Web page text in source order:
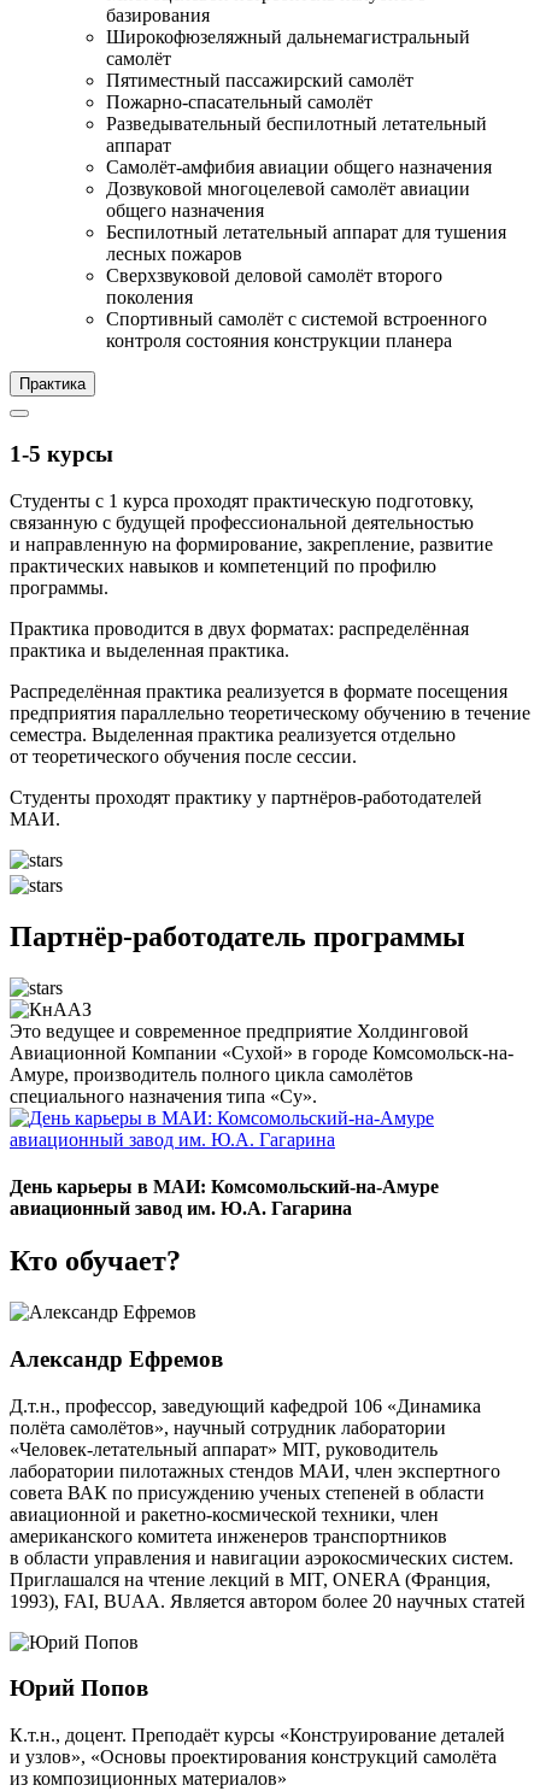
базирования
Широкофюзеляжный дальнемагистральный
самолёт
Пятиместный пассажирский самолёт
Пожарно-спасательный самолёт
Разведывательный беспилотный летательный
аппарат
Самолёт-амфибия авиации общего назначения
Дозвуковой многоцелевой самолёт авиации
общего назначения
Беспилотный летательный аппарат для тушения
лесных пожаров
Сверхзвуковой деловой самолёт второго
поколения
Спортивный самолёт с системой встроенного
контроля состояния конструкции планера
Практика
1-5 курсы
Студенты с 1 курса проходят практическую подготовку,
связанную с будущей профессиональной деятельностью
и направленную на формирование, закрепление, развитие
практических навыков и компетенций по профилю
программы.
Практика проводится в двух форматах: распределённая
практика и выделенная практика.
Распределённая практика реализуется в формате посещения
предприятия параллельно теоретическому обучению в течение
семестра. Выделенная практика реализуется отдельно
от теоретического обучения после сессии.
Студенты проходят практику у партнёров-работодателей
МАИ.
Партнёр-работодатель программы
Это ведущее и современное предприятие Холдинговой
Авиационной Компании «Сухой» в городе Комсомольск-на-
Амуре, производитель полного цикла самолётов
специального назначения типа «Су».
День карьеры в МАИ: Комсомольский-на-Амуре
авиационный завод им. Ю.А. Гагарина
Кто обучает?
Александр Ефремов
Д.т.н., профессор, заведующий кафедрой 106 «Динамика
полёта самолётов», научный сотрудник лаборатории
«Человек-летательный аппарат» MIT, руководитель
лаборатории пилотажных стендов МАИ, член экспертного
совета ВАК по присуждению ученых степеней в области
авиационной и ракетно-космической техники, член
американского комитета инженеров транспортников
в области управления и навигации аэрокосмических систем.
Приглашался на чтение лекций в MIT, ONERA (Франция,
1993), FAI, BUAA. Является автором более 20 научных статей
Юрий Попов
К.т.н., доцент. Преподаёт курсы «Конструирование деталей
и узлов», «Основы проектирования конструкций самолёта
из композиционных материалов»